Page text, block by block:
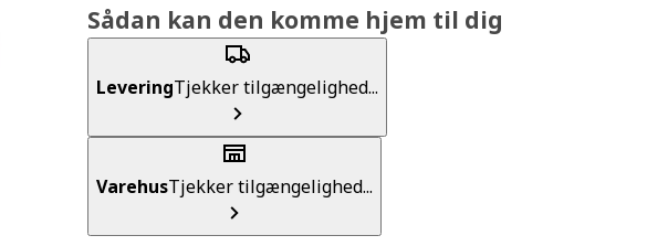
Sådan kan den komme hjem til dig
LeveringTjekker tilgængelighed...
VarehusTjekker tilgængelighed...